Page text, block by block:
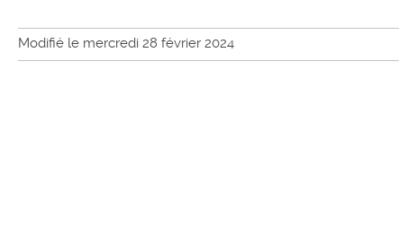
Modifié le mercredi 28 février 2024